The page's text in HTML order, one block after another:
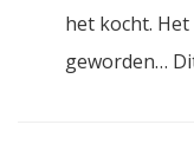
het kocht.
geworden…